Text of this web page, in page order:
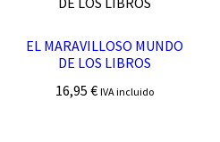
EL MARAVILLOSO MUNDO
DE LOS LIBROS
16,95 € IVA incluido